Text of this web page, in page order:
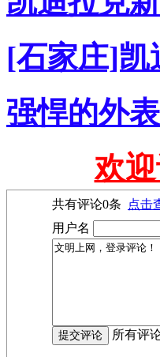
[石家庄]凯
强悍的外
欢
共有评论0条
点击
用户名
所有评